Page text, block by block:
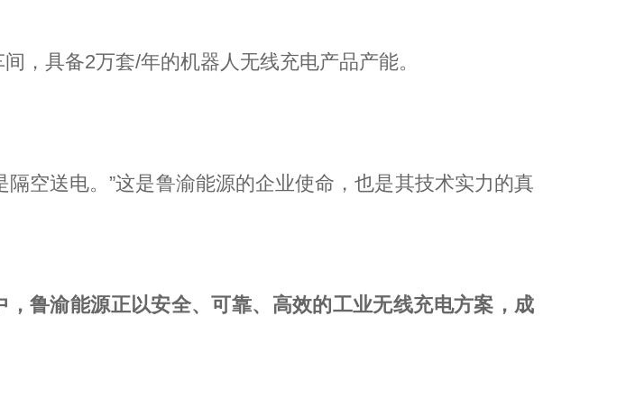
，具备2万套/年的机器人无线充电产品产能。
空送电。”这是鲁渝能源的企业使命，也是其技术实力的真
鲁渝能源正以安全、可靠、高效的工业无线充电方案，成